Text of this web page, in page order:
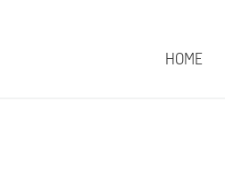
HOME